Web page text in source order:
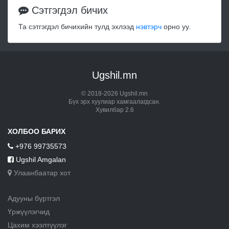
Сэтгэгдэл бичих
Та сэтгэгдэл бичихийн тулд эхлээд нэвтэрч орно уу.
Ugshil.mn
© 2018-2026 Ugshil.mn
Бүх эрх хуулиар хамгаалагдсан.
Хувилбар 2.6
ХОЛБОО БАРИХ
+976 99735573
Ugshil Amgalan
Улаанбаатар хот
Адууны бүртгэл
Үржүүлэгчид
Цахим хээлтүүлэг